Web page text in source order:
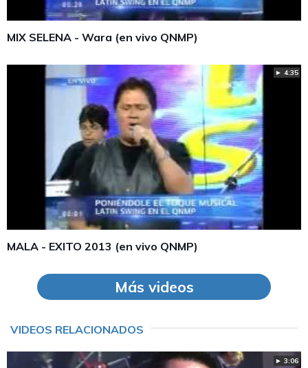
MIX SELENA - Wara (en vivo QNMP)
► 4:35
MALA - EXITO 2013 (en vivo QNMP)
Más videos
VIDEOS RELACIONADOS
► 3:06